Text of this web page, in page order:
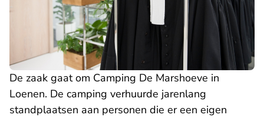
De zaak gaat om Camping De Marshoeve in
Loenen. De camping verhuurde jarenlang
standplaatsen aan personen die er een eigen